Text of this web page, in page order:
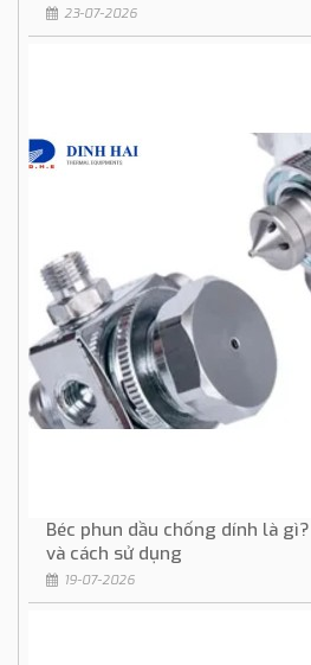
23-07-2026
Béc phun dầu chống dính là
và cách sử dụng
19-07-2026